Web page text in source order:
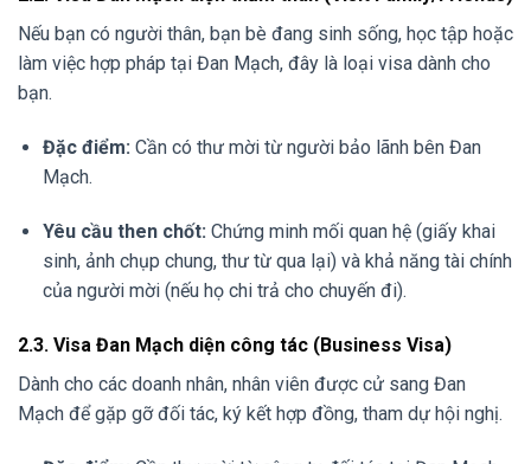
Nếu bạn có người thân, bạn bè đang sinh sống, học tập hoặc
làm việc hợp pháp tại Đan Mạch, đây là loại visa dành cho
bạn.
Đặc điểm: Cần có thư mời từ người bảo lãnh bên Đan
Mạch.
Yêu cầu then chốt: Chứng minh mối quan hệ (giấy khai
sinh, ảnh chụp chung, thư từ qua lại) và khả năng tài chính
của người mời (nếu họ chi trả cho chuyến đi).
2.3. Visa Đan Mạch diện công tác (Business Visa)
Dành cho các doanh nhân, nhân viên được cử sang Đan
Mạch để gặp gỡ đối tác, ký kết hợp đồng, tham dự hội nghị.